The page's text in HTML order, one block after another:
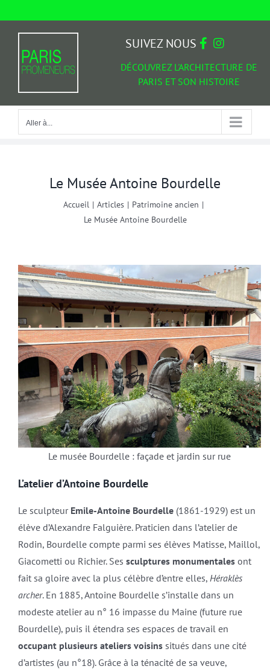
Aller à...
DÉCOUVREZ L'ARCHITECTURE DE
PARIS ET SON HISTOIRE
SUIVEZ NOUS
Aller à...
Le Musée Antoine Bourdelle
Accueil | Articles | Patrimoine ancien |
Le Musée Antoine Bourdelle
Le musée Bourdelle : façade et jardin sur rue
L’atelier d’Antoine Bourdelle
Le sculpteur Emile-Antoine Bourdelle(1861-1929) est un
élève d’Alexandre Falguière. Praticien dans l’atelier de
Rodin, Bourdelle compte parmi ses élèves Matisse, Maillol,
Giacometti ou Richier. Ses sculptures monumentalesont
fait sa gloire avec la plus célèbre d’entre elles, Héraklès
archer. En 1885, Antoine Bourdelle s’installe dans un
modeste atelier au n° 16 impasse du Maine (future rue
Bourdelle), puis il étendra ses espaces de travail en
occupant plusieurs ateliers voisinssitués dans une cité
d’artistes (au n°18). Grâce à la ténacité de sa veuve,